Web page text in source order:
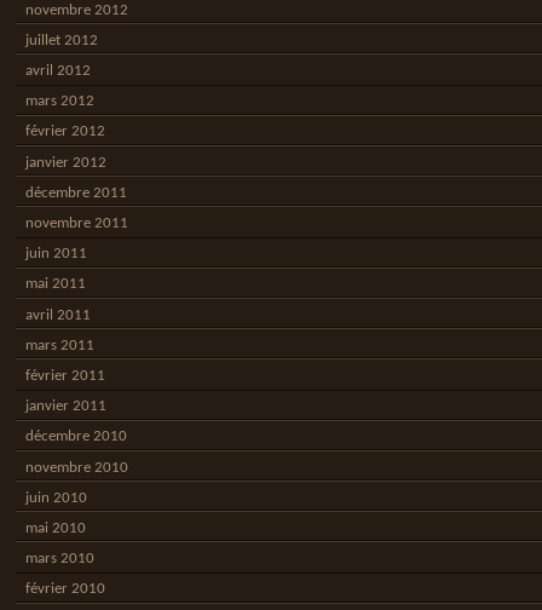
novembre 2012
juillet 2012
avril 2012
mars 2012
février 2012
janvier 2012
décembre 2011
novembre 2011
juin 2011
mai 2011
avril 2011
mars 2011
février 2011
janvier 2011
décembre 2010
novembre 2010
juin 2010
mai 2010
mars 2010
février 2010